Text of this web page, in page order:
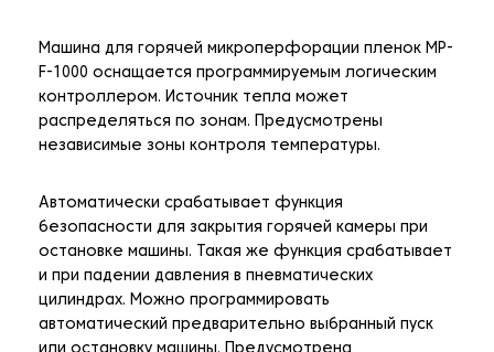
Машина для горячей микроперфорации пленок MP-
F-1000 оснащается программируемым логическим
контроллером. Источник тепла может
распределяться по зонам. Предусмотрены
независимые зоны контроля температуры.
Автоматически срабатывает функция
безопасности для закрытия горячей камеры при
остановке машины. Такая же функция срабатывает
и при падении давления в пневматических
цилиндрах. Можно программировать
автоматический предварительно выбранный пуск